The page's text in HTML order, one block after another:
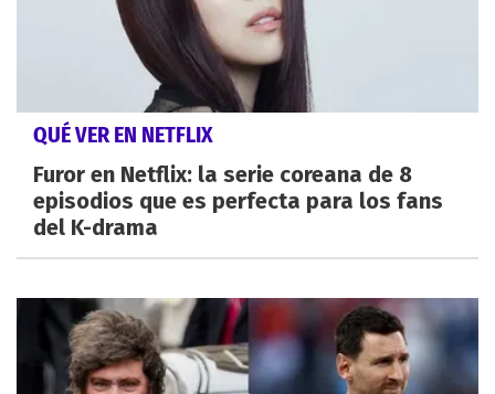
QUÉ VER EN NETFLIX
Furor en Netflix: la serie coreana de 8
episodios que es perfecta para los fans
del K-drama